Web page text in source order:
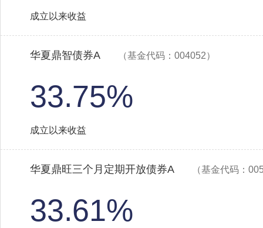
成立以来收益
华夏鼎智债券A （基金代码：004052）
33.75%
成立以来收益
华夏鼎旺三个月定期开放债券A （基金代码：
33.61%